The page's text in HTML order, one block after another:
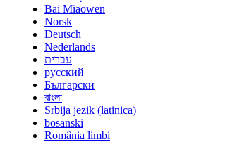
Bai Miaowen
Norsk
Deutsch
Nederlands
עברית
русский
Български
বাংলা
Srbija jezik (latinica)
bosanski
România limbi